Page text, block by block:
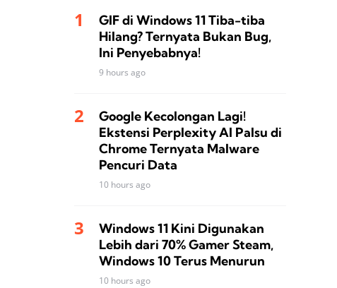
GIF di Windows 11 Tiba-tiba
Hilang? Ternyata Bukan Bug,
Ini Penyebabnya!
9 hours ago
Google Kecolongan Lagi!
Ekstensi Perplexity AI Palsu di
Chrome Ternyata Malware
Pencuri Data
10 hours ago
Windows 11 Kini Digunakan
Lebih dari 70% Gamer Steam,
Windows 10 Terus Menurun
10 hours ago